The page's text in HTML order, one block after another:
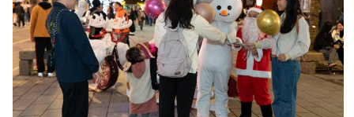
記
服
務
商
業